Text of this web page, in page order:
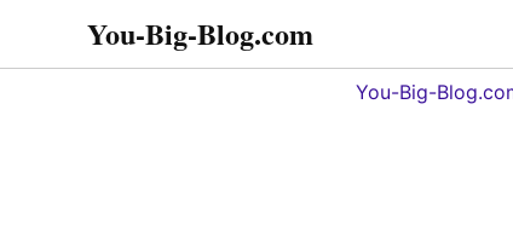
You-Big-Blog.com
Alles in einem. Tipps,
Tricks
You-Big-